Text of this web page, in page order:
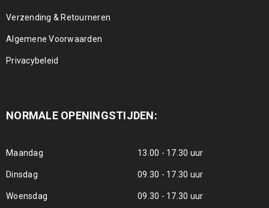
Verzending & Retourneren
Algemene Voorwaarden
Privacybeleid
NORMALE OPENINGSTIJDEN:
Maandag 13.00 - 17.30 uur
Dinsdag 09.30 - 17.30 uur
Woensdag 09.30 - 17.30 uur